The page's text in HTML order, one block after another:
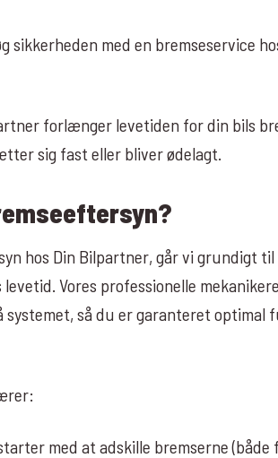
sikkerheden med en bremseservice
forlænger levetiden for din bils
sig fast eller bliver ødelagt.
hos Din Bilpartner, går vi grundigt
Vores professionelle
systemet, så du er garanteret optimal
med at adskille bremserne (både